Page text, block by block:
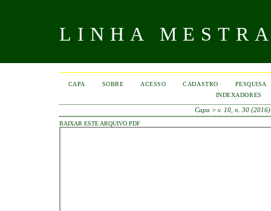
LINHA
CAPA SOBRE ACESSO CADASTRO
PESQUISA
INDEXADORES
Capa > v. 10, n. 30 (2016)
BAIXAR ESTE ARQUIVO PDF